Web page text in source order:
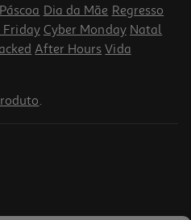
Páscoa Dia da Mãe Regresso
Friday Cyber Monday Natal
After Hours Vida
.